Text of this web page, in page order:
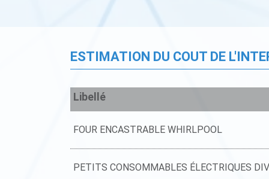
ESTIMATION DU COUT DE
Libellé
FOUR ENCASTRABLE WHIRLPOOL
PETITS CONSOMMABLES ÉLECTRIQUES